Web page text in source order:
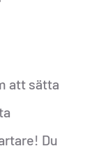
att sätta
Du